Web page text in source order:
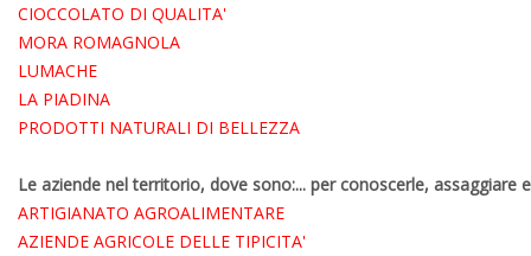
CIOCCOLATO DI QUALITA'
MORA ROMAGNOLA
LUMACHE
LA PIADINA
PRODOTTI NATURALI DI BELLEZZA
Le aziende nel territorio, dove sono:... per conoscerle, assaggiare
ARTIGIANATO AGROALIMENTARE
AZIENDE AGRICOLE DELLE TIPICITA'